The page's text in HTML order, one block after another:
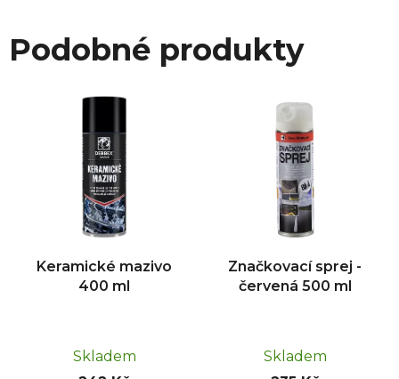
Podobné produkty
Keramické mazivo
400 ml
Skladem
Značkovací sprej -
červená 500 ml
Skladem